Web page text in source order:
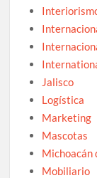
Jalisco
Logística
Marketing
Mascotas
Michoacán
Mobiliario